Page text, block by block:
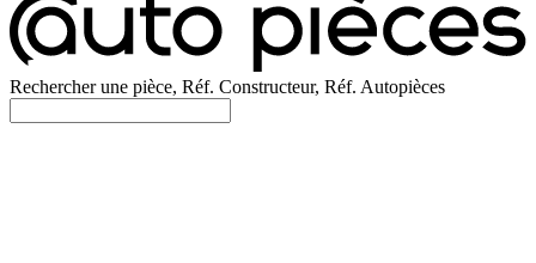
Rechercher une pièce, Réf. Constructeur, Réf. Autopièces